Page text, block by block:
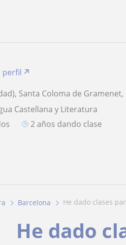
perfil
Santa Coloma de
Castellana y Literatura
2 años dando clase
Barcelona he dado clases
He dado